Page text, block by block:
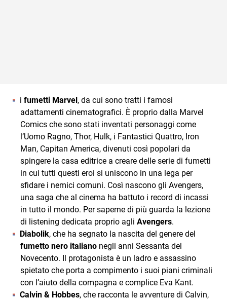
i fumetti Marvel, da cui sono tratti i famosi
adattamenti cinematografici. È proprio dalla Marvel
Comics che sono stati inventati personaggi come
l’Uomo Ragno, Thor, Hulk, i Fantastici Quattro, Iron
Man, Capitan America, divenuti così popolari da
spingere la casa editrice a creare delle serie di fumetti
in cui tutti questi eroi si uniscono in una lega per
sfidare i nemici comuni. Così nascono gli Avengers,
una saga che al cinema ha battuto i record di incassi
in tutto il mondo. Per saperne di più guarda la lezione
di listening dedicata proprio agli Avengers.
Diabolik, che ha segnato la nascita del genere del
fumetto nero italiano negli anni Sessanta del
Novecento. Il protagonista è un ladro e assassino
spietato che porta a compimento i suoi piani criminali
con l’aiuto della compagna e complice Eva Kant.
Calvin & Hobbes, che racconta le avventure di Calvin,